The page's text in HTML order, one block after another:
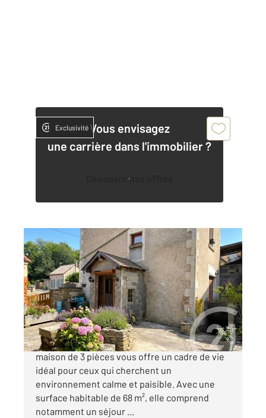
Vous envisagez
une carrière dans l'immobilier ?
Découvrir nos offres
Exclusivité
NARCY 58
68 m2, 3 pièces
Ref : 18319
Maison à vendre
59 000 €
Située au cœur du village de NARCY, cette
maison de 3 pièces vous offre un cadre de vie
idéal pour ceux qui cherchent un
environnement calme et paisible. Avec une
surface habitable de 68 m², elle comprend
notamment un séjour ...